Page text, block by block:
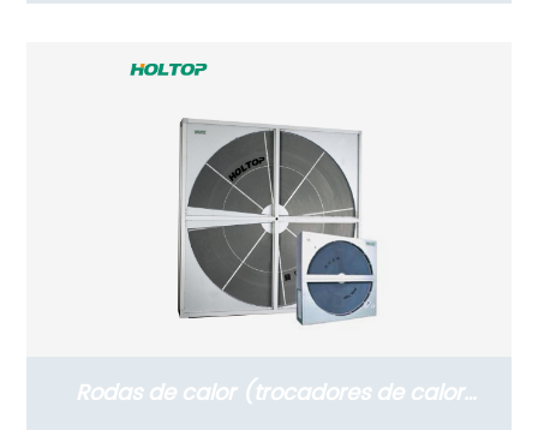
Rodas de calor (trocadores de calor